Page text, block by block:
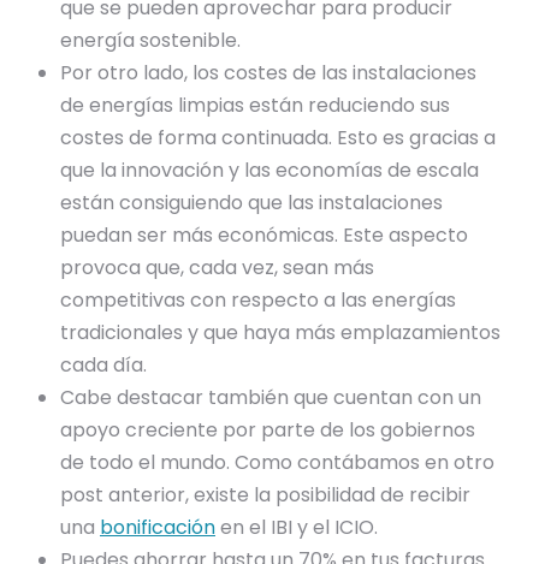
que se pueden aprovechar para producir
energía sostenible.
Por otro lado, los costes de las instalaciones
de energías limpias están reduciendo sus
costes de forma continuada. Esto es gracias a
que la innovación y las economías de escala
están consiguiendo que las instalaciones
puedan ser más económicas. Este aspecto
provoca que, cada vez, sean más
competitivas con respecto a las energías
tradicionales y que haya más emplazamientos
cada día.
Cabe destacar también que cuentan con un
apoyo creciente por parte de los gobiernos
de todo el mundo. Como contábamos en otro
post anterior, existe la posibilidad de recibir
una bonificaciónen el IBI y el ICIO.